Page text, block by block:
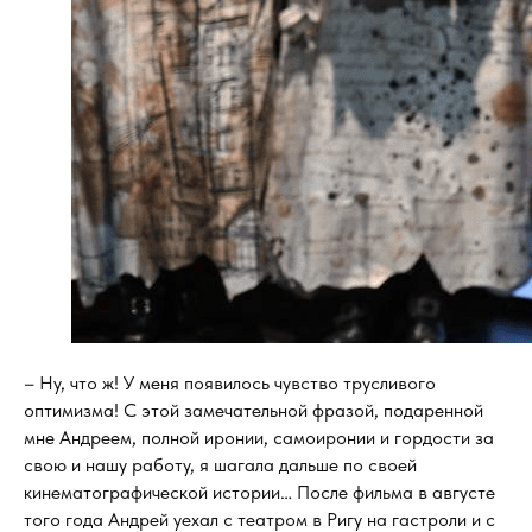
– Ну, что ж! У меня появилось чувство трусливого
оптимизма! С этой замечательной фразой, подаренной
мне Андреем, полной иронии, самоиронии и гордости за
свою и нашу работу, я шагала дальше по своей
кинематографической истории… После фильма в августе
того года Андрей уехал с театром в Ригу на гастроли и с